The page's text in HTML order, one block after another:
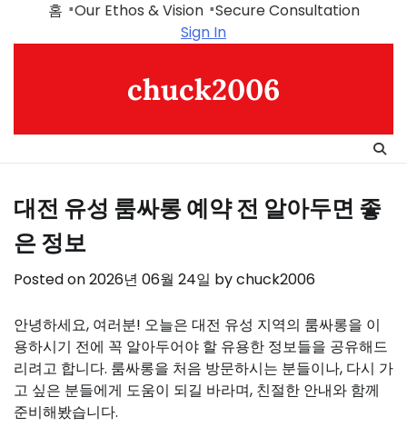
홈 Our Ethos & Vision Secure Consultation
Sign In
chuck2006
대전 유성 룸싸롱 예약 전 알아두면 좋
은 정보
Posted on2026년 06월 24일 bychuck2006
안녕하세요, 여러분! 오늘은 대전 유성 지역의 룸싸롱을 이
용하시기 전에 꼭 알아두어야 할 유용한 정보들을 공유해드
리려고 합니다. 룸싸롱을 처음 방문하시는 분들이나, 다시 가
고 싶은 분들에게 도움이 되길 바라며, 친절한 안내와 함께
준비해봤습니다.